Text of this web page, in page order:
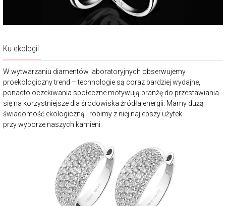
Ku ekologii
W wytwarzaniu diamentów laboratoryjnych obserwujemy
proekologiczny trend – technologie są coraz bardziej wydajne,
ponadto oczekiwania społeczne motywują branżę do przestawiania
się na korzystniejsze dla środowiska źródła energii. Mamy dużą
świadomość ekologiczną i robimy z niej najlepszy użytek
przy wyborze naszych kamieni.